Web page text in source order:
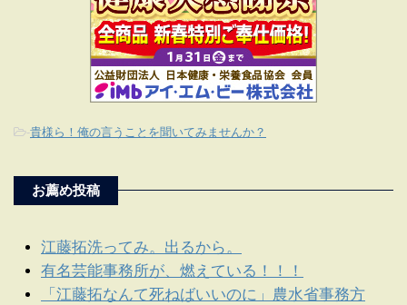
-貴様ら！俺の言うことを聞いてみませんか？
お薦め投稿
江藤拓洗ってみ。出るから。
有名芸能事務所が、燃えている！！！
「江藤拓なんて死ねばいいのに」農水省事務方